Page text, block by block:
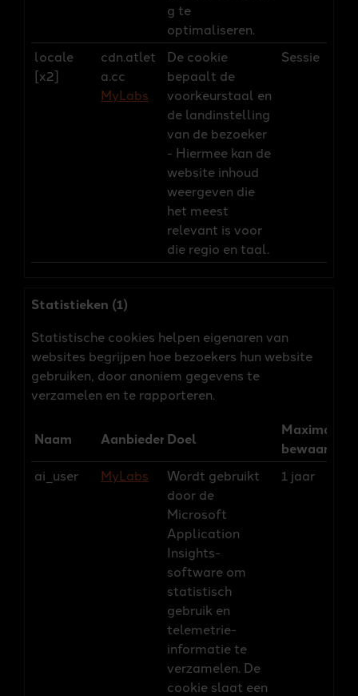
g te
optimaliseren.
locale
[x2]
cdn.atlet
a.cc
MyLabs
De cookie
bepaalt de
voorkeurstaal en
de landinstelling
van de bezoeker
- Hiermee kan de
website inhoud
weergeven die
het meest
relevant is voor
die regio en taal.
Sessie
Statistieken (1)
Statistische cookies helpen eigenaren van
websites begrijpen hoe bezoekers hun website
gebruiken, door anoniem gegevens te
verzamelen en te rapporteren.
Naam Aanbieder Doel
Maximale
ai_user MyLabs
Wordt gebruikt
door de
Microsoft
Application
Insights-
software om
statistisch
gebruik en
telemetrie-
informatie te
verzamelen. De
cookie slaat een
1 jaar